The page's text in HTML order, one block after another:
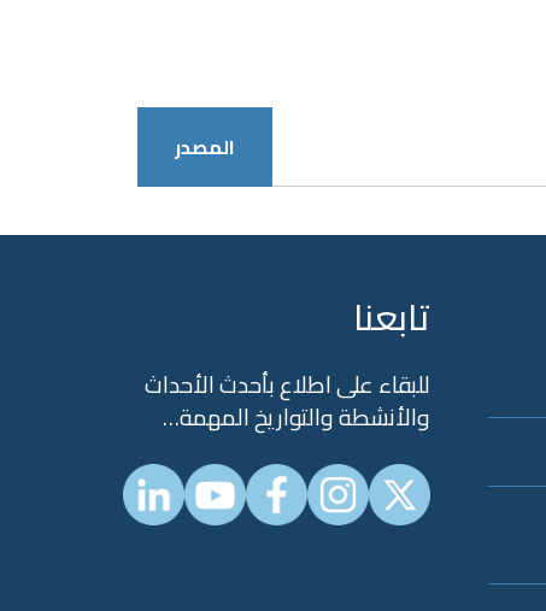
المصدر
تابعنا
للبقاء على اطلاع بأحدث الأحداث
والأنشطة والتواريخ المهمة…